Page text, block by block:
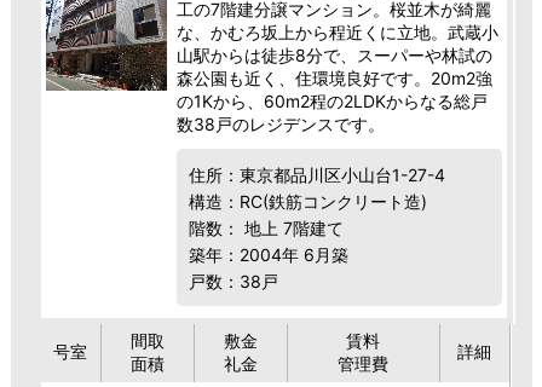
工の7階建分譲マンション。桜並木が綺麗
な、かむろ坂上から程近くに立地。武蔵小
山駅からは徒歩8分で、スーパーや林試の
森公園も近く、住環境良好です。20m2強
の1Kから、60m2程の2LDKからなる総戸
数38戸のレジデンスです。
住所：東京都品川区小山台1-27-4
構造：RC(鉄筋コンクリート造)
階数： 地上 7階建て
築年：2004年 6月築
戸数：38戸
号室
間取
面積
敷金
礼金
賃料
管理費
詳細